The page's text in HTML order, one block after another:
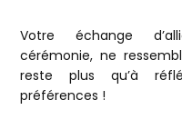
Votre échange
cérémonie, ne
reste plus qu’à
préférences !